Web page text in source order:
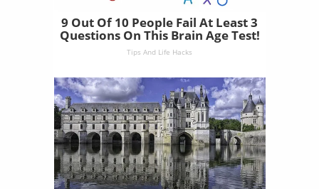
9 Out Of 10 People Fail At Least 3
Questions On This Brain Age Test!
Tips And Life Hacks